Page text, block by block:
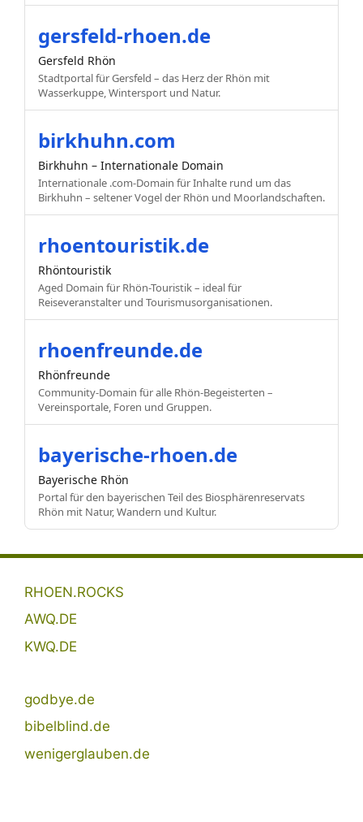
gersfeld-rhoen.de
Gersfeld Rhön
Stadtportal für Gersfeld – das Herz der Rhön mit
Wasserkuppe, Wintersport und Natur.
birkhuhn.com
Birkhuhn – Internationale Domain
Internationale .com-Domain für Inhalte rund um das
Birkhuhn – seltener Vogel der Rhön und Moorlandschaften.
rhoentouristik.de
Rhöntouristik
Aged Domain für Rhön-Touristik – ideal für
Reiseveranstalter und Tourismusorganisationen.
rhoenfreunde.de
Rhönfreunde
Community-Domain für alle Rhön-Begeisterten –
Vereinsportale, Foren und Gruppen.
bayerische-rhoen.de
Bayerische Rhön
Portal für den bayerischen Teil des Biosphärenreservats
Rhön mit Natur, Wandern und Kultur.
RHOEN.ROCKS
AWQ.DE
KWQ.DE
godbye.de
bibelblind.de
wenigerglauben.de